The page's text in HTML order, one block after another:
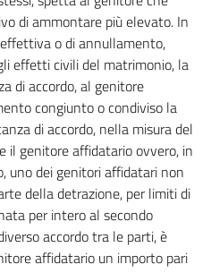
di ammontare più elevato. In
o di annullamento,
effetti civili del matrimonio, la
di accordo, al genitore
congiunto o condiviso la
di accordo, nella misura del
il genitore affidatario ovvero, in
uno dei genitori affidatari non
della detrazione, per limiti di
per intero al secondo
accordo tra le parti, è
affidatario un importo pari